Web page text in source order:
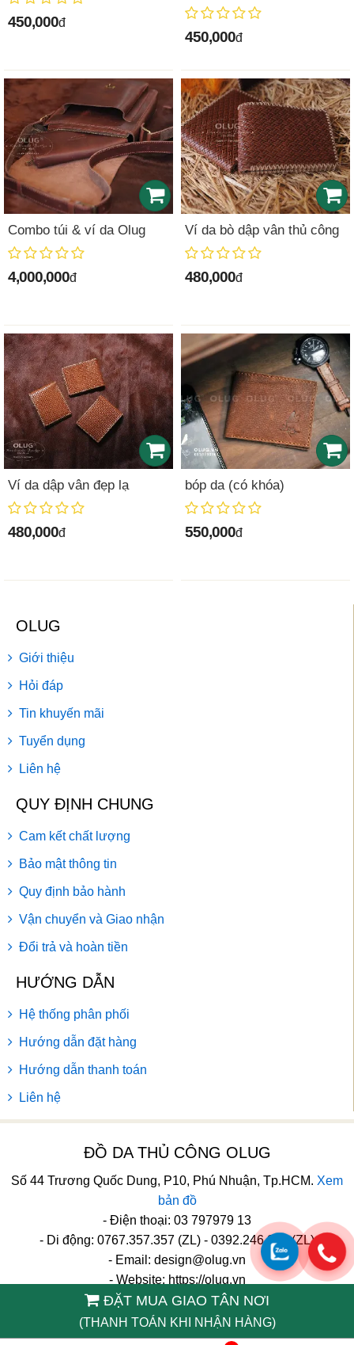
ĐẶT MUA GIAO TÂN NƠI
(THANH TOÁN KHI NHẬN HÀNG)
450,000đ
450,000đ
Combo túi & ví da Olug
4,000,000đ
Ví da bò dập vân thủ công
480,000đ
Ví da dập vân đẹp lạ
480,000đ
bóp da (có khóa)
550,000đ
OLUG
Giới thiệu
Hỏi đáp
Tin khuyến mãi
Tuyển dụng
Liên hệ
QUY ĐỊNH CHUNG
Cam kết chất lượng
Bảo mật thông tin
Quy định bảo hành
Vận chuyển và Giao nhận
Đổi trả và hoàn tiền
HƯỚNG DẪN
Hệ thống phân phối
Hướng dẫn đặt hàng
Hướng dẫn thanh toán
Liên hệ
ĐỒ DA THỦ CÔNG OLUG
Số 44 Trương Quốc Dung, P10, Phú Nhuận, Tp.HCM. Xem
bản đồ
- Điện thoại: 03 797979 13
- Di động: 0767.357.357 (ZL) - 0392.246.246 (ZL)
- Email: design@olug.vn
- Website: https://olug.vn